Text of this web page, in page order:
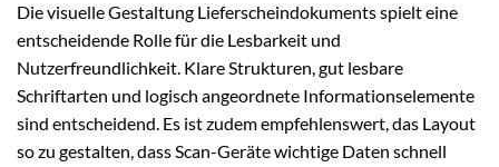
Die visuelle Gestaltung Lieferscheindokuments spielt eine
entscheidende Rolle für die Lesbarkeit und
Nutzerfreundlichkeit. Klare Strukturen, gut lesbare
Schriftarten und logisch angeordnete Informationselemente
sind entscheidend. Es ist zudem empfehlenswert, das Layout
so zu gestalten, dass Scan-Geräte wichtige Daten schnell